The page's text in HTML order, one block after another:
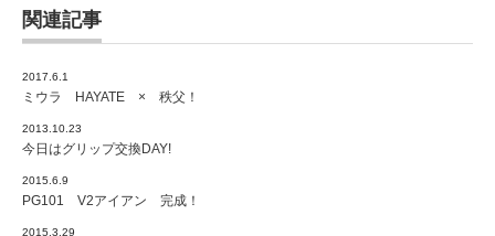
関連記事
2017.6.1
ミウラ HAYATE × 秩父！
2013.10.23
今日はグリップ交換DAY!
2015.6.9
PG101 V2アイアン 完成！
2015.3.29